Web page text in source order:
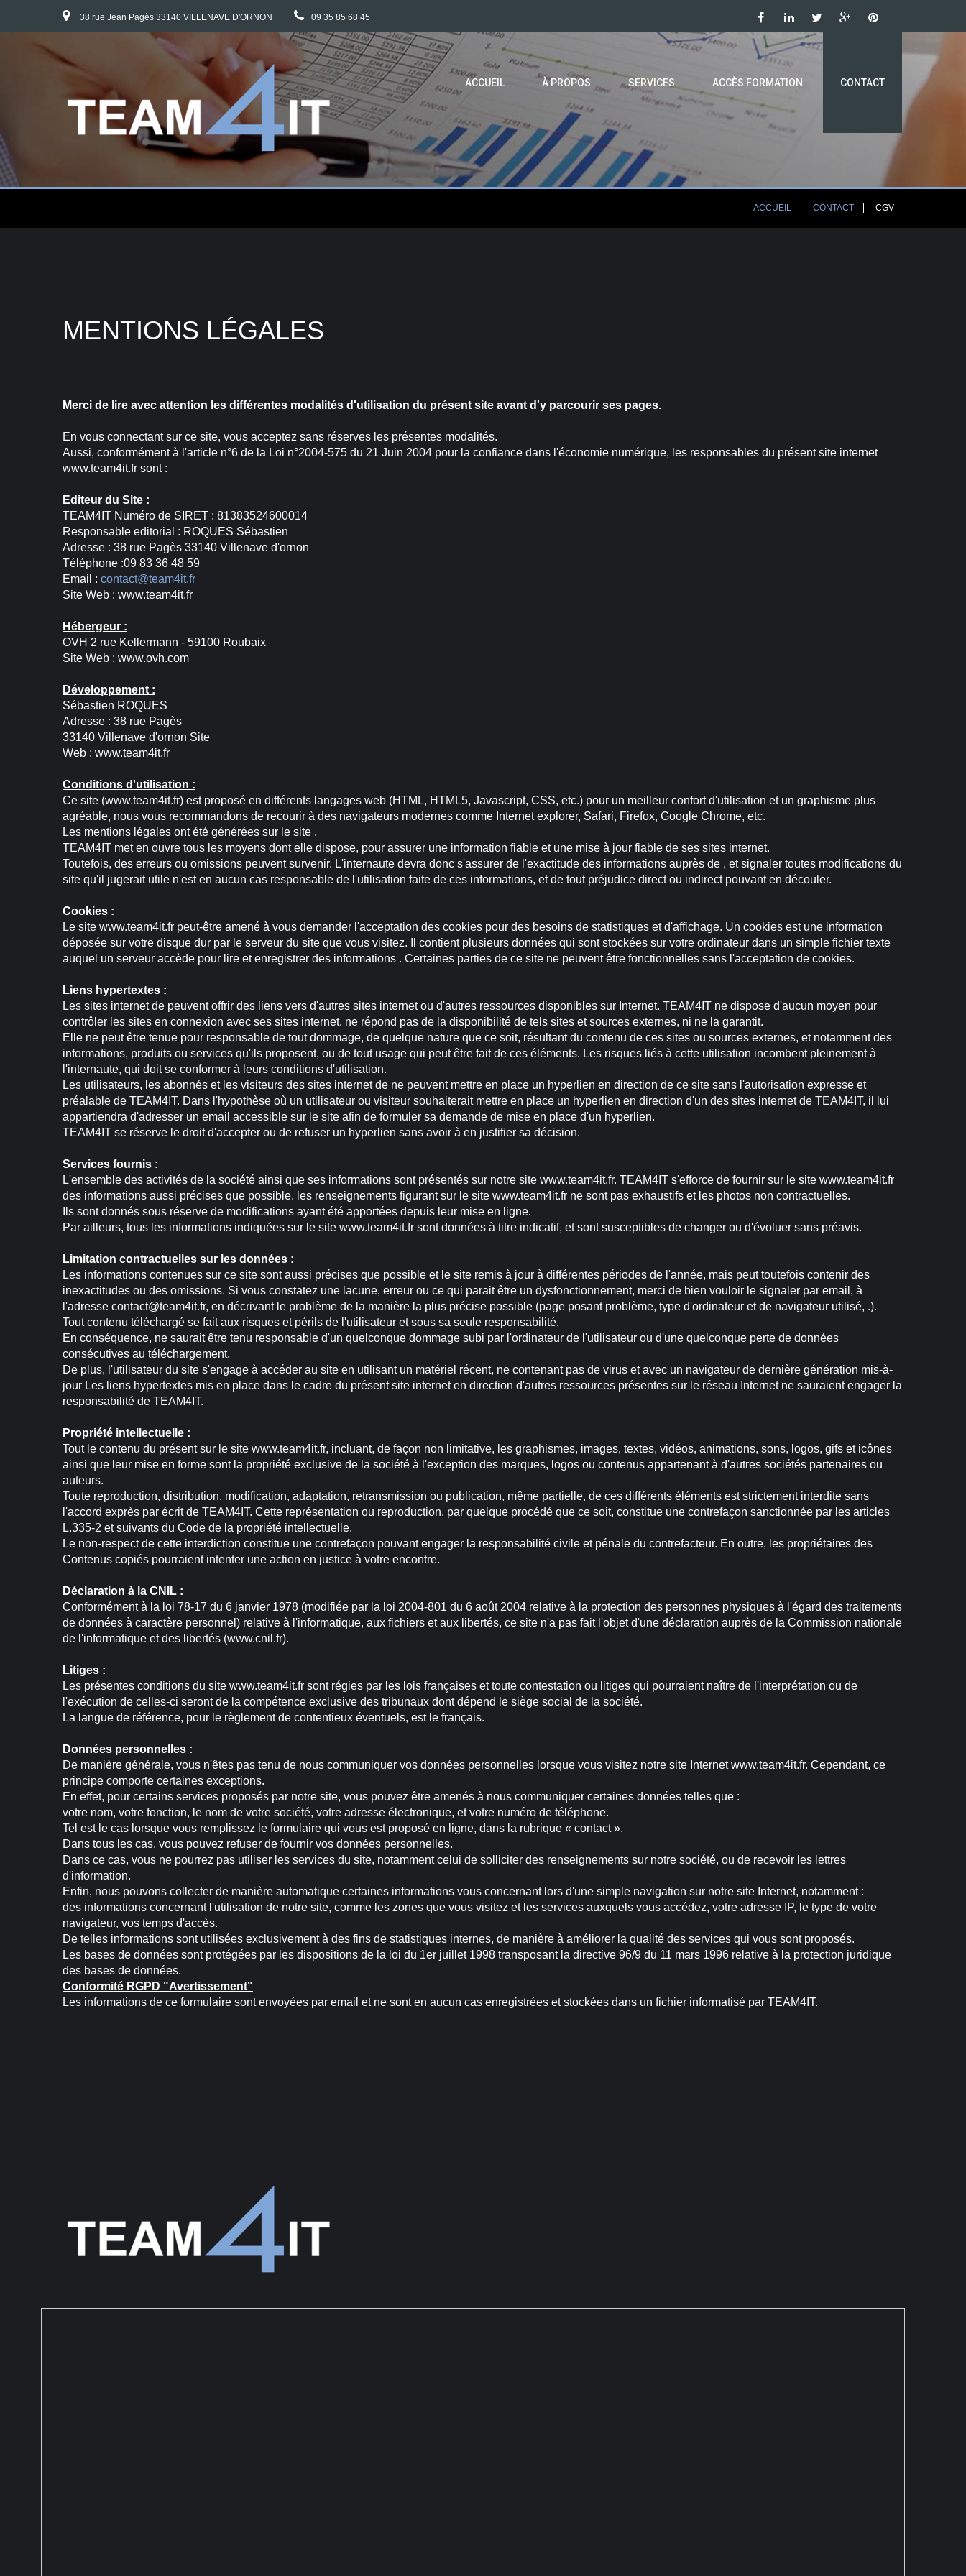
38 rue Jean Pagès 33140 VILLENAVE D'ORNON 09 35 85 68 45
ACCUEIL À PROPOS SERVICES ACCÈS FORMATION CONTACT
ACCUEIL CONTACT CGV
MENTIONS LÉGALES
Merci de lire avec attention les différentes modalités d'utilisation du présent site avant d'y parcourir ses pages.
En vous connectant sur ce site, vous acceptez sans réserves les présentes modalités.
Aussi, conformément à l'article n°6 de la Loi n°2004-575 du 21 Juin 2004 pour la confiance dans l'économie numérique, les responsables du présent site internet
www.team4it.fr sont :
Editeur du Site :
TEAM4IT Numéro de SIRET : 81383524600014
Responsable editorial : ROQUES Sébastien
Adresse : 38 rue Pagès 33140 Villenave d'ornon
Téléphone :09 83 36 48 59
Email : contact@team4it.fr
Site Web : www.team4it.fr
Hébergeur :
OVH 2 rue Kellermann - 59100 Roubaix
Site Web : www.ovh.com
Développement :
Sébastien ROQUES
Adresse : 38 rue Pagès
33140 Villenave d'ornon Site
Web : www.team4it.fr
Conditions d'utilisation :
Ce site (www.team4it.fr) est proposé en différents langages web (HTML, HTML5, Javascript, CSS, etc.) pour un meilleur confort d'utilisation et un graphisme plus
agréable, nous vous recommandons de recourir à des navigateurs modernes comme Internet explorer, Safari, Firefox, Google Chrome, etc.
Les mentions légales ont été générées sur le site .
TEAM4IT met en ouvre tous les moyens dont elle dispose, pour assurer une information fiable et une mise à jour fiable de ses sites internet.
Toutefois, des erreurs ou omissions peuvent survenir. L'internaute devra donc s'assurer de l'exactitude des informations auprès de , et signaler toutes modifications du
site qu'il jugerait utile n'est en aucun cas responsable de l'utilisation faite de ces informations, et de tout préjudice direct ou indirect pouvant en découler.
Cookies :
Le site www.team4it.fr peut-être amené à vous demander l'acceptation des cookies pour des besoins de statistiques et d'affichage. Un cookies est une information
déposée sur votre disque dur par le serveur du site que vous visitez. Il contient plusieurs données qui sont stockées sur votre ordinateur dans un simple fichier texte
auquel un serveur accède pour lire et enregistrer des informations . Certaines parties de ce site ne peuvent être fonctionnelles sans l'acceptation de cookies.
Liens hypertextes :
Les sites internet de peuvent offrir des liens vers d'autres sites internet ou d'autres ressources disponibles sur Internet. TEAM4IT ne dispose d'aucun moyen pour
contrôler les sites en connexion avec ses sites internet. ne répond pas de la disponibilité de tels sites et sources externes, ni ne la garantit.
Elle ne peut être tenue pour responsable de tout dommage, de quelque nature que ce soit, résultant du contenu de ces sites ou sources externes, et notamment des
informations, produits ou services qu'ils proposent, ou de tout usage qui peut être fait de ces éléments. Les risques liés à cette utilisation incombent pleinement à
l'internaute, qui doit se conformer à leurs conditions d'utilisation.
Les utilisateurs, les abonnés et les visiteurs des sites internet de ne peuvent mettre en place un hyperlien en direction de ce site sans l'autorisation expresse et
préalable de TEAM4IT. Dans l'hypothèse où un utilisateur ou visiteur souhaiterait mettre en place un hyperlien en direction d'un des sites internet de TEAM4IT, il lui
appartiendra d'adresser un email accessible sur le site afin de formuler sa demande de mise en place d'un hyperlien.
TEAM4IT se réserve le droit d'accepter ou de refuser un hyperlien sans avoir à en justifier sa décision.
Services fournis :
L'ensemble des activités de la société ainsi que ses informations sont présentés sur notre site www.team4it.fr. TEAM4IT s'efforce de fournir sur le site www.team4it.fr
des informations aussi précises que possible. les renseignements figurant sur le site www.team4it.fr ne sont pas exhaustifs et les photos non contractuelles.
Ils sont donnés sous réserve de modifications ayant été apportées depuis leur mise en ligne.
Par ailleurs, tous les informations indiquées sur le site www.team4it.fr sont données à titre indicatif, et sont susceptibles de changer ou d'évoluer sans préavis.
Limitation contractuelles sur les données :
Les informations contenues sur ce site sont aussi précises que possible et le site remis à jour à différentes périodes de l'année, mais peut toutefois contenir des
inexactitudes ou des omissions. Si vous constatez une lacune, erreur ou ce qui parait être un dysfonctionnement, merci de bien vouloir le signaler par email, à
l'adresse contact@team4it.fr, en décrivant le problème de la manière la plus précise possible (page posant problème, type d'ordinateur et de navigateur utilisé, .).
Tout contenu téléchargé se fait aux risques et périls de l'utilisateur et sous sa seule responsabilité.
En conséquence, ne saurait être tenu responsable d'un quelconque dommage subi par l'ordinateur de l'utilisateur ou d'une quelconque perte de données
consécutives au téléchargement.
De plus, l'utilisateur du site s'engage à accéder au site en utilisant un matériel récent, ne contenant pas de virus et avec un navigateur de dernière génération mis-à-
jour Les liens hypertextes mis en place dans le cadre du présent site internet en direction d'autres ressources présentes sur le réseau Internet ne sauraient engager la
responsabilité de TEAM4IT.
Propriété intellectuelle :
Tout le contenu du présent sur le site www.team4it.fr, incluant, de façon non limitative, les graphismes, images, textes, vidéos, animations, sons, logos, gifs et icônes
ainsi que leur mise en forme sont la propriété exclusive de la société à l'exception des marques, logos ou contenus appartenant à d'autres sociétés partenaires ou
auteurs.
Toute reproduction, distribution, modification, adaptation, retransmission ou publication, même partielle, de ces différents éléments est strictement interdite sans
l'accord exprès par écrit de TEAM4IT. Cette représentation ou reproduction, par quelque procédé que ce soit, constitue une contrefaçon sanctionnée par les articles
L.335-2 et suivants du Code de la propriété intellectuelle.
Le non-respect de cette interdiction constitue une contrefaçon pouvant engager la responsabilité civile et pénale du contrefacteur. En outre, les propriétaires des
Contenus copiés pourraient intenter une action en justice à votre encontre.
Déclaration à la CNIL :
Conformément à la loi 78-17 du 6 janvier 1978 (modifiée par la loi 2004-801 du 6 août 2004 relative à la protection des personnes physiques à l'égard des traitements
de données à caractère personnel) relative à l'informatique, aux fichiers et aux libertés, ce site n'a pas fait l'objet d'une déclaration auprès de la Commission nationale
de l'informatique et des libertés (www.cnil.fr).
Litiges :
Les présentes conditions du site www.team4it.fr sont régies par les lois françaises et toute contestation ou litiges qui pourraient naître de l'interprétation ou de
l'exécution de celles-ci seront de la compétence exclusive des tribunaux dont dépend le siège social de la société.
La langue de référence, pour le règlement de contentieux éventuels, est le français.
Données personnelles :
De manière générale, vous n'êtes pas tenu de nous communiquer vos données personnelles lorsque vous visitez notre site Internet www.team4it.fr. Cependant, ce
principe comporte certaines exceptions.
En effet, pour certains services proposés par notre site, vous pouvez être amenés à nous communiquer certaines données telles que :
votre nom, votre fonction, le nom de votre société, votre adresse électronique, et votre numéro de téléphone.
Tel est le cas lorsque vous remplissez le formulaire qui vous est proposé en ligne, dans la rubrique « contact ».
Dans tous les cas, vous pouvez refuser de fournir vos données personnelles.
Dans ce cas, vous ne pourrez pas utiliser les services du site, notamment celui de solliciter des renseignements sur notre société, ou de recevoir les lettres
d'information.
Enfin, nous pouvons collecter de manière automatique certaines informations vous concernant lors d'une simple navigation sur notre site Internet, notamment :
des informations concernant l'utilisation de notre site, comme les zones que vous visitez et les services auxquels vous accédez, votre adresse IP, le type de votre
navigateur, vos temps d'accès.
De telles informations sont utilisées exclusivement à des fins de statistiques internes, de manière à améliorer la qualité des services qui vous sont proposés.
Les bases de données sont protégées par les dispositions de la loi du 1er juillet 1998 transposant la directive 96/9 du 11 mars 1996 relative à la protection juridique
des bases de données.
Conformité RGPD "Avertissement"
Les informations de ce formulaire sont envoyées par email et ne sont en aucun cas enregistrées et stockées dans un fichier informatisé par TEAM4IT.